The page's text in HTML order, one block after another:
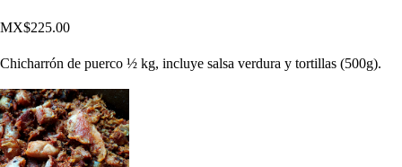
MX$225.00
Chicharrón de puerco ½ kg, incluye salsa verdura y tortillas (500g).